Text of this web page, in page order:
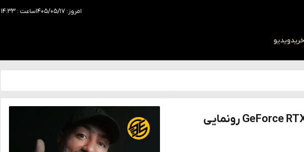
امروز: ۱۴۰۵/۰۵/۱۷ ساعت : ۱۴:۳۳
ویدیو
شرکت MSI در رویداد CES 2026 از کارت‌گرافیک‌های سری افسانه‌ای GeForce RTX Lightning رونمایی